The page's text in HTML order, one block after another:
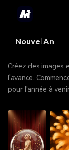
Nouvel An
Créez des images
l'avance.
pour l'année à venir.